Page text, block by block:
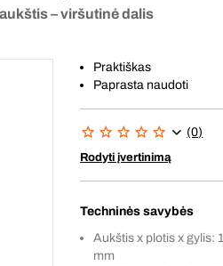
– viršutinė dalis
Praktiškas
Paprasta naudoti
(0)
Rodyti įvertinimą
Techninės savybės
Aukštis x plotis x gylis:
mm